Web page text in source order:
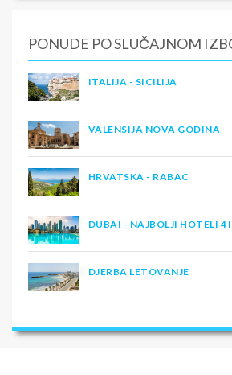
PONUDE PO SLUČAJNOM
ITALIJA - SICILIJA
VALENSIJA NOVA GODINA
HRVATSKA - RABAC
DUBAI - NAJBOLJI HOTELI 4
DJERBA LETOVANJE